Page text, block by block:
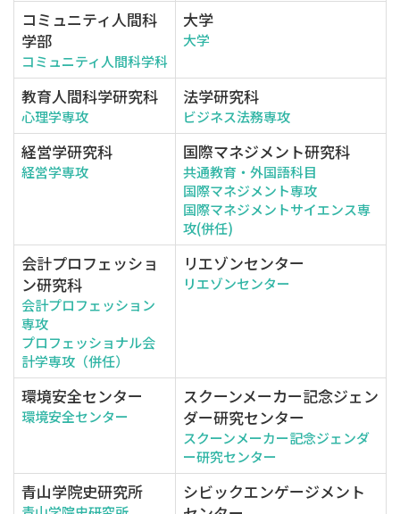
コミュニティ人間科
学部
コミュニティ人間科学科
大学
大学
教育人間科学研究科
心理学専攻
法学研究科
ビジネス法務専攻
経営学研究科
経営学専攻
国際マネジメント研究科
共通教育・外国語科目
国際マネジメント専攻
国際マネジメントサイエンス専
攻(併任)
会計プロフェッショ
ン研究科
会計プロフェッション
専攻
プロフェッショナル会
計学専攻（併任）
リエゾンセンター
リエゾンセンター
環境安全センター
環境安全センター
スクーンメーカー記念ジェン
ダー研究センター
スクーンメーカー記念ジェンダ
ー研究センター
青山学院史研究所
シビックエンゲージメント